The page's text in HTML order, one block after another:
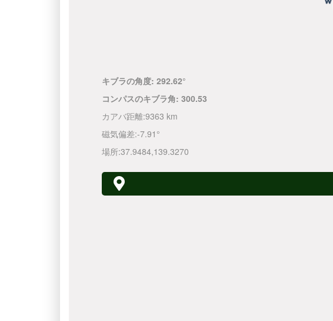
キブラの角度: 292.62°
コンパスのキブラ角: 300.53
カアバ距離:9363 km
磁気偏差:-7.91°
場所:37.9484,139.3270